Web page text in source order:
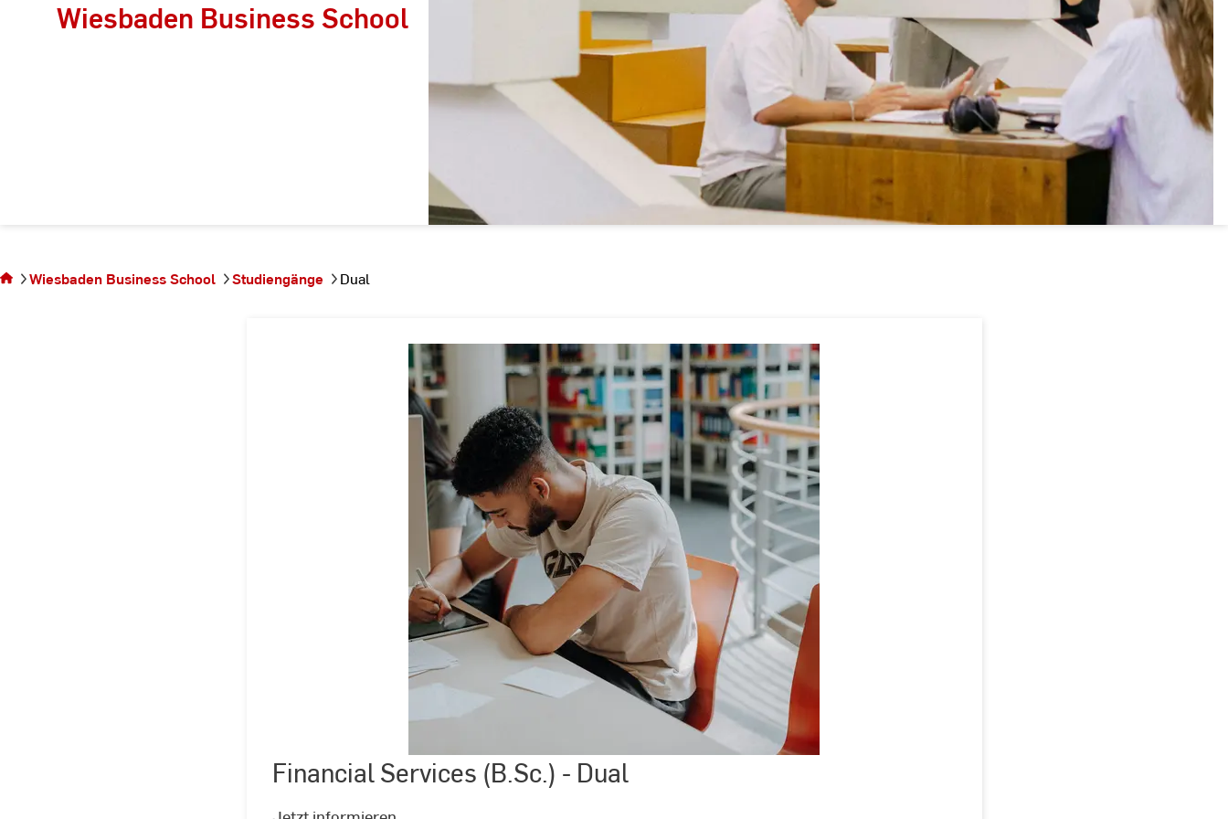
Wiesbaden Business School
sich auf
der
Wiesbaden Business School Studiengänge Dual
©
Kira
Jacobi
Financial Services (B.Sc.) - Dual
Financial
Services
(B.Sc.)
-
Dual